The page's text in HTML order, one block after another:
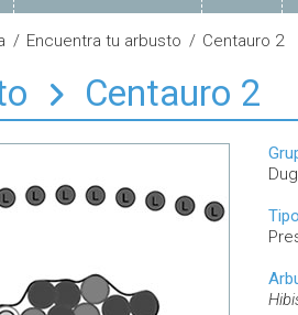
Encuentra tu arbusto Centauro 2
Centauro 2